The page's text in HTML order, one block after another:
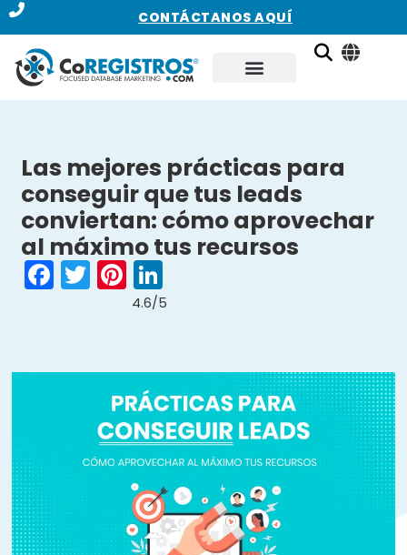
CONTÁCTANOS AQUÍ
Las mejores prácticas para
conseguir que tus leads
conviertan: cómo aprovechar
al máximo tus recursos
Facebook
TwitterPinterest
4.6/5